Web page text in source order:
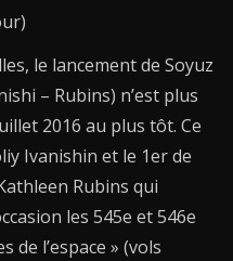
le lancement de Soyuz
– Rubins) n’est plus
2016 au plus tôt. Ce
Ivanishin et le 1er de
Rubins qui
les 545e et 546e
de l’espace » (vols